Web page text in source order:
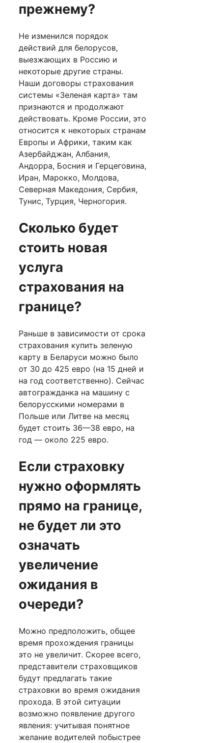
прежнему?
Не изменился порядок
действий для белорусов,
выезжающих в Россию и
некоторые другие страны.
Наши договоры страхования
системы «Зеленая карта» там
признаются и продолжают
действовать. Кроме России, это
относится к некоторых странам
Европы и Африки, таким как
Азербайджан, Албания,
Андорра, Босния и Герцеговина,
Иран, Марокко, Молдова,
Северная Македония, Сербия,
Тунис, Турция, Черногория.
Сколько будет
стоить новая
услуга
страхования на
границе?
Раньше в зависимости от срока
страхования купить зеленую
карту в Беларуси можно было
от 30 до 425 евро (на 15 дней и
на год соответственно). Сейчас
автогражданка на машину с
белорусскими номерами в
Польше или Литве на месяц
будет стоить 36—38 евро, на
год — около 225 евро.
Если страховку
нужно оформлять
прямо на границе,
не будет ли это
означать
увеличение
ожидания в
очереди?
Можно предположить, общее
время прохождения границы
это не увеличит. Скорее всего,
представители страховщиков
будут предлагать такие
страховки во время ожидания
прохода. В этой ситуации
возможно появление другого
явления: учитывая понятное
желание водителей побыстрее